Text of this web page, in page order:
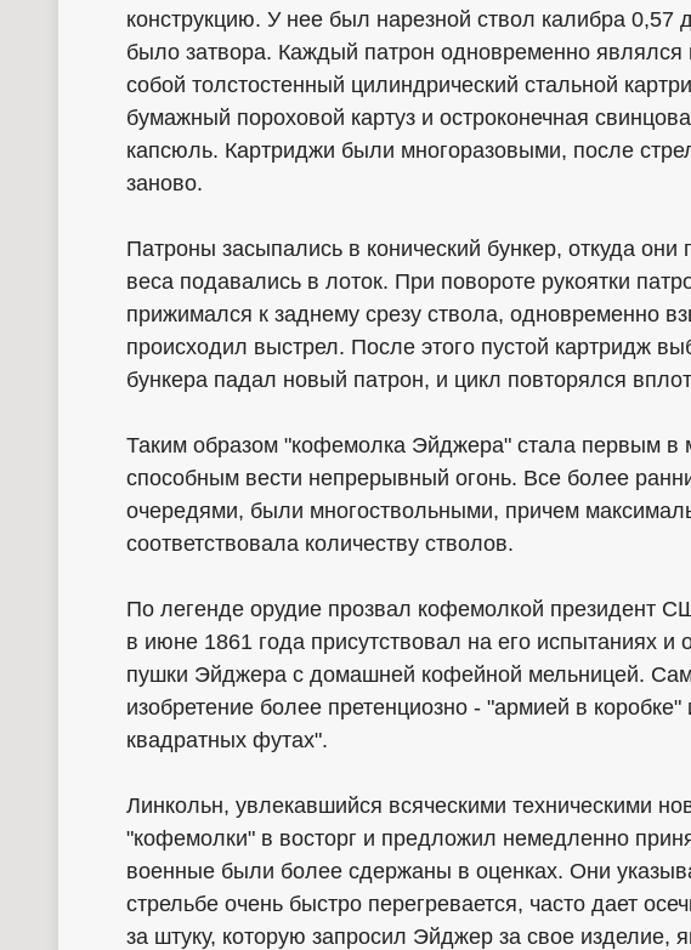
конструкцию. У нее был нарезной ствол калибра
было затвора. Каждый патрон одновременно являлся
собой толстостенный цилиндрический стальной
бумажный пороховой картуз и остроконечная
капсюль. Картриджи были многоразовыми, после
заново.
Патроны засыпались в конический бункер, откуда они
веса подавались в лоток. При повороте рукоятки
прижимался к заднему срезу ствола, одновременно
происходил выстрел. После этого пустой картридж
бункера падал новый патрон, и цикл повторялся
Таким образом "кофемолка Эйджера" стала первым в
способным вести непрерывный огонь. Все более
очередями, были многоствольными, причем
соответствовала количеству стволов.
По легенде орудие прозвал кофемолкой президент
в июне 1861 года присутствовал на его испытаниях и
пушки Эйджера с домашней кофейной мельницей.
изобретение более претенциозно - "армией в
квадратных футах".
Линкольн, увлекавшийся всяческими техническими
"кофемолки" в восторг и предложил немедленно
военные были более сдержаны в оценках. Они
стрельбе очень быстро перегревается, часто дает
за штуку, которую запросил Эйджер за свое изделие,